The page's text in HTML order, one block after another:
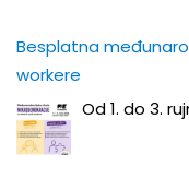
Besplatna
workere
Od 1. do 3.